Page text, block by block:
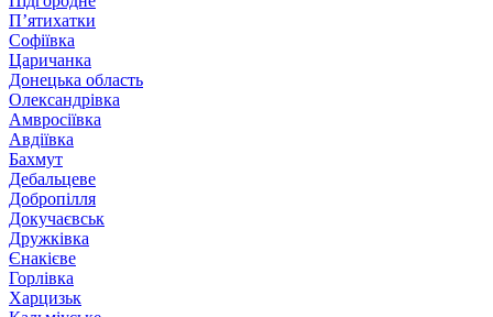
П’ятихатки
Софіївка
Царичанка
Донецька область
Олександрівка
Амвросіївка
Авдіївка
Бахмут
Дебальцеве
Добропілля
Докучаєвськ
Дружківка
Єнакієве
Горлівка
Харцизьк